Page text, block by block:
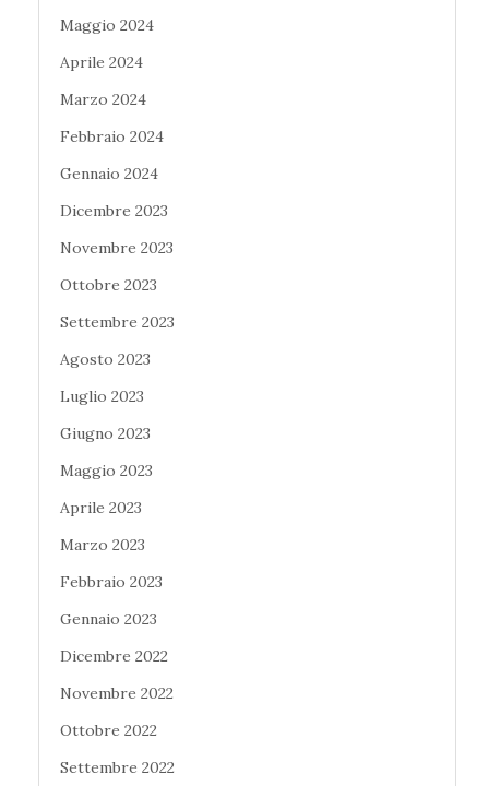
Maggio 2024
Aprile 2024
Marzo 2024
Febbraio 2024
Gennaio 2024
Dicembre 2023
Novembre 2023
Ottobre 2023
Settembre 2023
Agosto 2023
Luglio 2023
Giugno 2023
Maggio 2023
Aprile 2023
Marzo 2023
Febbraio 2023
Gennaio 2023
Dicembre 2022
Novembre 2022
Ottobre 2022
Settembre 2022